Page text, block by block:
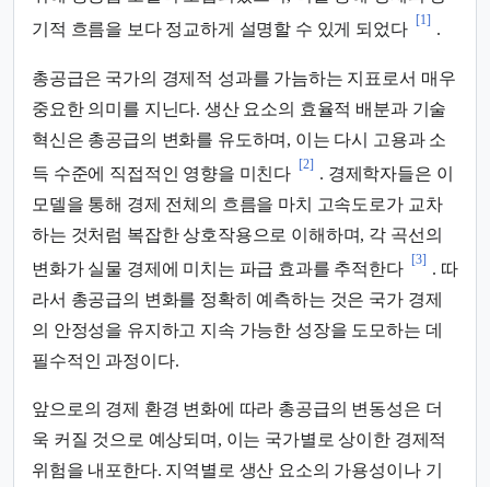
기적 흐름을 보다 정교하게 설명할 수 있게 되었다
[1]
.
총공급은 국가의 경제적 성과를 가늠하는 지표로서 매우
중요한 의미를 지닌다. 생산 요소의 효율적 배분과 기술
혁신은 총공급의 변화를 유도하며, 이는 다시 고용과 소
득 수준에 직접적인 영향을 미친다
[2]
. 경제학자들은 이
모델을 통해 경제 전체의 흐름을 마치 고속도로가 교차
하는 것처럼 복잡한 상호작용으로 이해하며, 각 곡선의
변화가 실물 경제에 미치는 파급 효과를 추적한다
[3]
. 따
라서 총공급의 변화를 정확히 예측하는 것은 국가 경제
의 안정성을 유지하고 지속 가능한 성장을 도모하는 데
필수적인 과정이다.
앞으로의 경제 환경 변화에 따라 총공급의 변동성은 더
욱 커질 것으로 예상되며, 이는 국가별로 상이한 경제적
위험을 내포한다. 지역별로 생산 요소의 가용성이나 기